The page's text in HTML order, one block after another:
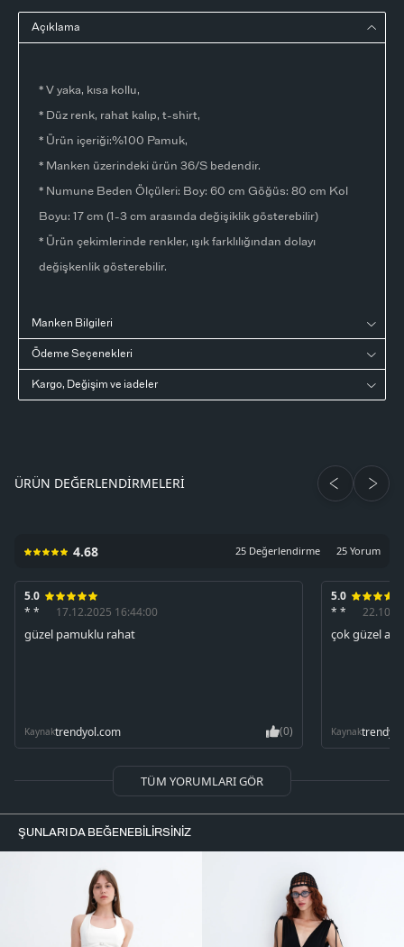
Açıklama
* V yaka, kısa kollu,
* Düz renk, rahat kalıp, t-shirt,
* Ürün içeriği:%100 Pamuk,
* Manken üzerindeki ürün 36/S bedendir.
* Numune Beden Ölçüleri: Boy: 60 cm Göğüs: 80 cm Kol
Boyu: 17 cm (1-3 cm arasında değişiklik gösterebilir)
* Ürün çekimlerinde renkler, ışık farklılığından dolayı
değişkenlik gösterebilir.
Manken Bilgileri
Ödeme Seçenekleri
Kargo, Değişim ve iadeler
ÜRÜN DEĞERLENDIRMELERI
4.68 25 Değerlendirme 25 Yorum
5.0
* *
17.12.2025 16:44:00
güzel pamuklu rahat
Kaynaktrendyol.com (0)
5.0
* *
çok güzel
Kaynak
TÜM YORUMLARI GÖR
ŞUNLARI DA BEĞENEBILIRSINIZ